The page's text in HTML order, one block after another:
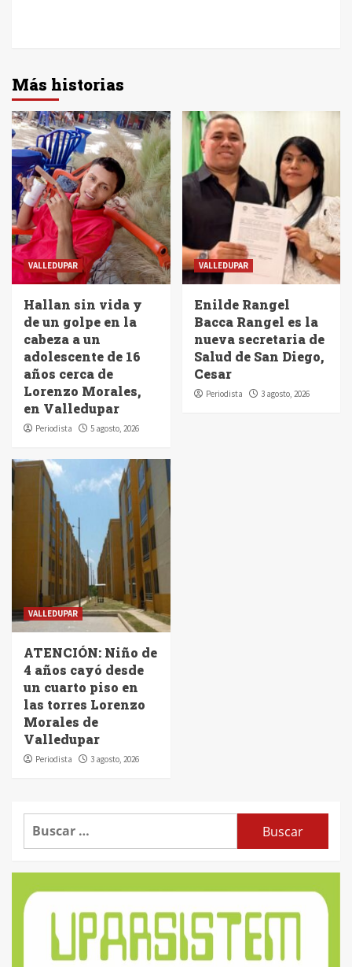
Más historias
VALLEDUPAR
Hallan sin vida y
de un golpe en la
cabeza a un
adolescente de 16
años cerca de
Lorenzo Morales,
en Valledupar
Periodista 5 agosto, 2026
VALLEDUPAR
Enilde Rangel
Bacca Rangel es la
nueva secretaria de
Salud de San Diego,
Cesar
Periodista 3 agosto, 2026
VALLEDUPAR
ATENCIÓN: Niño de
4 años cayó desde
un cuarto piso en
las torres Lorenzo
Morales de
Valledupar
Periodista 3 agosto, 2026
Buscar: